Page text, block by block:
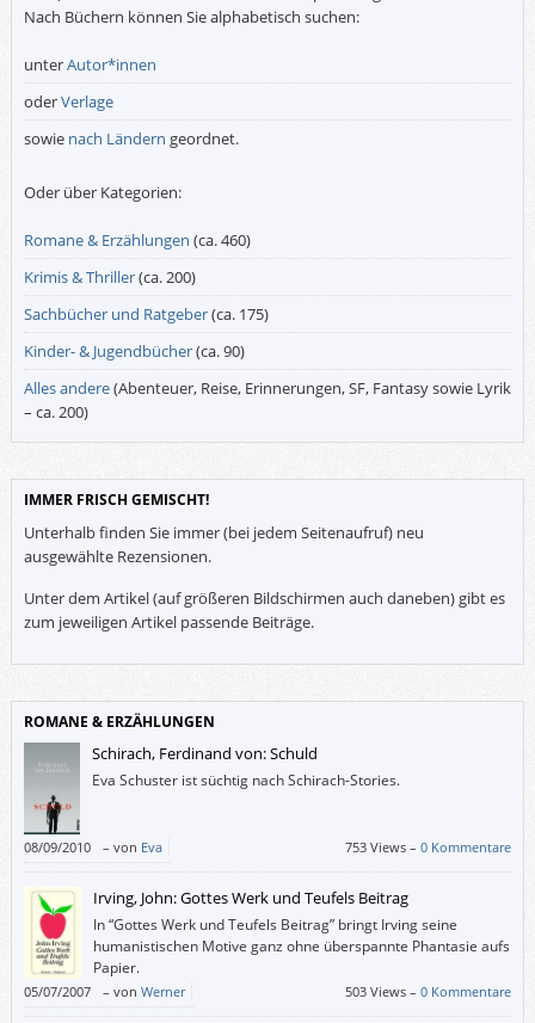
Nach Büchern können Sie alphabetisch suchen:
unterAutor*innen
oderVerlage
sowie nach Ländern geordnet.
Oder über Kategorien:
Romane & Erzählungen (ca. 460)
Krimis & Thriller(ca. 200)
Sachbücher und Ratgeber(ca. 175)
Kinder- & Jugendbücher(ca. 90)
Alles andere(Abenteuer, Reise, Erinnerungen, SF, Fantasy sowie Lyrik
– ca. 200)
IMMER FRISCH GEMISCHT!
Unterhalb finden Sie immer (bei jedem Seitenaufruf) neu
ausgewählte Rezensionen.
Unter dem Artikel (auf größeren Bildschirmen auch daneben) gibt es
zum jeweiligen Artikel passende Beiträge.
ROMANE & ERZÄHLUNGEN
Schirach, Ferdinand von: Schuld
Eva Schuster ist süchtig nach Schirach-Stories.
08/09/2010 – von Eva 753 Views –0 Kommentare
Irving, John: Gottes Werk und Teufels Beitrag
In “Gottes Werk und Teufels Beitrag” bringt Irving seine
humanistischen Motive ganz ohne überspannte Phantasie aufs
Papier.
05/07/2007 – von Werner 503 Views –0 Kommentare